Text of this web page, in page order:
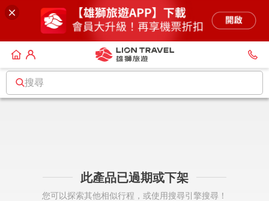
搜尋
此產品已過期或下架
您可以探索其他相似行程，或使用搜尋引擎搜尋！